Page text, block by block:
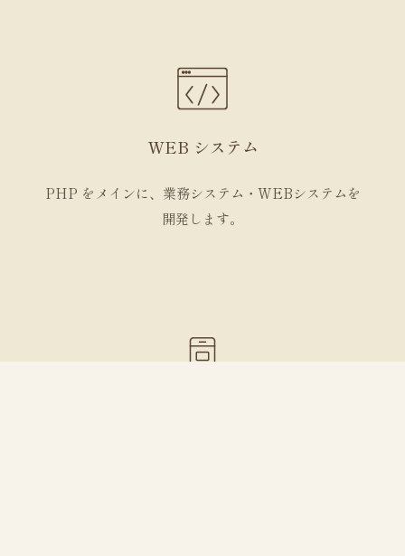
WEB システム
PHP をメインに、業務システム・WEBシステムを
開発します。